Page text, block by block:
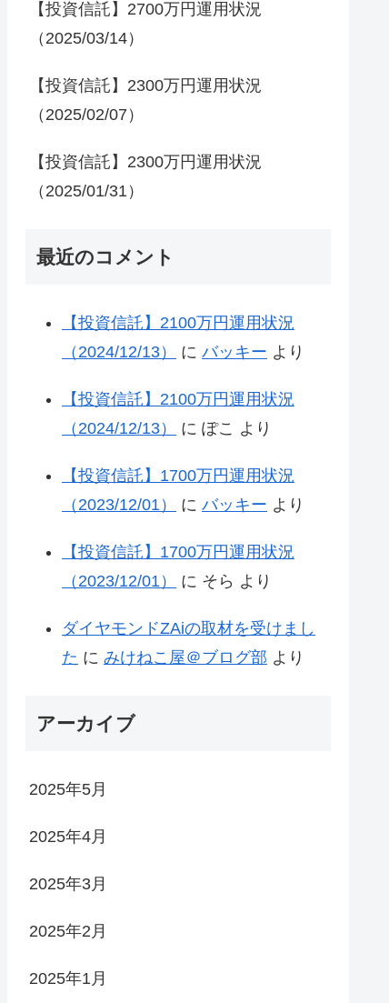
【投資信託】2700万円運用状況
（2025/03/14）
【投資信託】2300万円運用状況
（2025/02/07）
【投資信託】2300万円運用状況
（2025/01/31）
最近のコメント
【投資信託】2100万円運用状況
（2024/12/13）
に バッキー より
【投資信託】2100万円運用状況
（2024/12/13）
に ぽこ より
【投資信託】1700万円運用状況
（2023/12/01）
に バッキー より
【投資信託】1700万円運用状況
（2023/12/01）
に そら より
ダイヤモンドZAiの取材を受けまし
た に みけねこ屋＠ブログ部 より
アーカイブ
2025年5月
2025年4月
2025年3月
2025年2月
2025年1月